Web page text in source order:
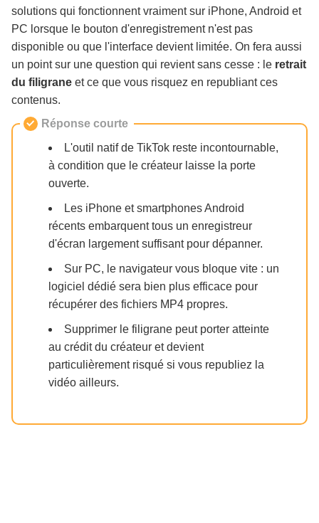
Questions fréquentes
solutions qui fonctionnent vraiment sur iPhone, Android et
PC lorsque le bouton d'enregistrement n'est pas
disponible ou que l'interface devient limitée. On fera aussi
un point sur une question qui revient sans cesse : le retrait
du filigrane et ce que vous risquez en republiant ces
contenus.
Réponse courte
L'outil natif de TikTok reste incontournable,
à condition que le créateur laisse la porte
ouverte.
Les iPhone et smartphones Android
récents embarquent tous un enregistreur
d'écran largement suffisant pour dépanner.
Sur PC, le navigateur vous bloque vite : un
logiciel dédié sera bien plus efficace pour
récupérer des fichiers MP4 propres.
Supprimer le filigrane peut porter atteinte
au crédit du créateur et devient
particulièrement risqué si vous republiez la
vidéo ailleurs.